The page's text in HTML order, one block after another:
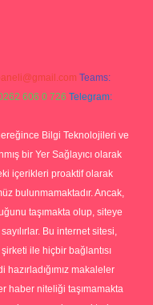
Teams:
606 0 726 Telegram:
Bilgi Teknolojileri ve
bir Yer Sağlayıcı olarak
içerikleri proaktif olarak
bulunmamaktadır. Ancak,
taşımakta olup, siteye
Bu internet sitesi,
ile hiçbir bağlantısı
makaleler
haber niteliği taşımamakta